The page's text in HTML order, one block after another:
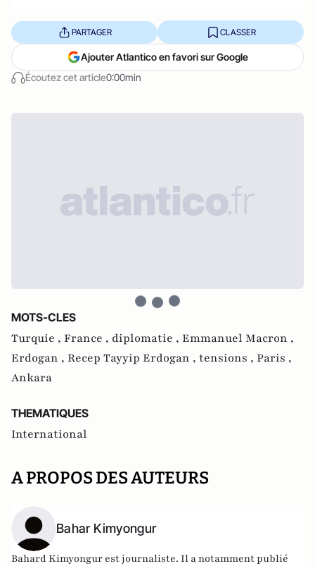
Écoutez cet article0:00min
PARTAGER CLASSER
Ajouter Atlantico en favori sur Google
MOTS-CLES
Turquie , France , diplomatie , Emmanuel Macron ,
Erdogan , Recep Tayyip Erdogan , tensions , Paris ,
Ankara
THEMATIQUES
International
A PROPOS DES AUTEURS
Bahar Kimyongur
Bahard Kimyongur est journaliste. Il a notamment publié